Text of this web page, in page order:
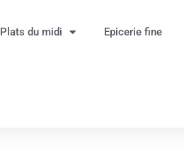
Plats du midi Epicerie fine